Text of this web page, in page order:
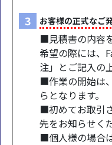
3 お客様の正式なご
■見積書の内容
希望の際には、
注」とご記入の
■作業の開始は
らとなります。
■初めてお取引
先をお知らせく
■個人様の場合